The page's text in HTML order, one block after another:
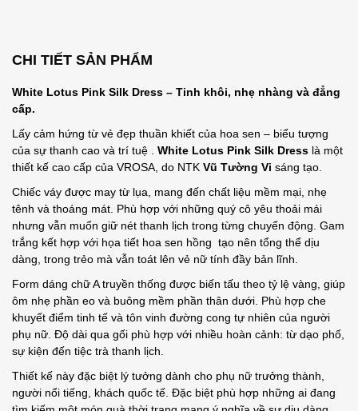
CHI TIẾT SẢN PHẨM
White Lotus Pink Silk Dress – Tinh khôi, nhẹ nhàng và đẳng
cấp.
Lấy cảm hứng từ vẻ đẹp thuần khiết của hoa sen – biểu tượng
của sự thanh cao và trí tuệ . White Lotus Pink Silk Dress là một
thiết kế cao cấp của VROSA, do NTK Vũ Tường Vi sáng tạo.
Chiếc váy được may từ lụa, mang đến chất liệu mềm mại, nhẹ
tênh và thoáng mát. Phù hợp với những quý cô yêu thoải mái
nhưng vẫn muốn giữ nét thanh lịch trong từng chuyển động. Gam
trắng kết hợp với họa tiết hoa sen hồng tạo nên tổng thể dịu
dàng, trong trẻo mà vẫn toát lên vẻ nữ tính đầy bản lĩnh.
Form dáng chữ A truyền thống được biến tấu theo tỷ lệ vàng, giúp
ôm nhẹ phần eo và buông mềm phần thân dưới. Phù hợp che
khuyết điểm tinh tế và tôn vinh đường cong tự nhiên của người
phụ nữ. Độ dài qua gối phù hợp với nhiều hoàn cảnh: từ dạo phố,
sự kiện đến tiệc trà thanh lịch.
Thiết kế này đặc biệt lý tưởng dành cho phụ nữ trưởng thành,
người nổi tiếng, khách quốc tế. Đặc biệt phù hợp những ai đang